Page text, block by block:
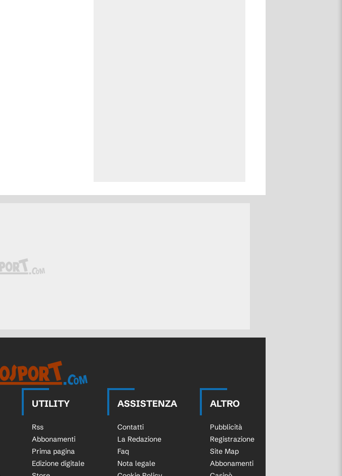
UTILITY
Rss
Abbonamenti
Prima pagina
Edizione digitale
ASSISTENZA
Contatti
La Redazione
Faq
Nota legale
ALTRO
Pubblicità
Registrazione
Site Map
Abbonamenti